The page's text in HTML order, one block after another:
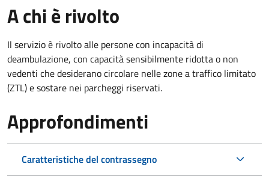
A chi è rivolto
Il servizio è rivolto alle persone con incapacità di
deambulazione, con capacità sensibilmente ridotta o non
vedenti che desiderano circolare nelle zone a traffico limitato
(ZTL) e sostare nei parcheggi riservati.
Approfondimenti
Caratteristiche del contrassegno